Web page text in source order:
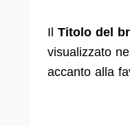
Il Titolo del
visualizzato
accanto alla